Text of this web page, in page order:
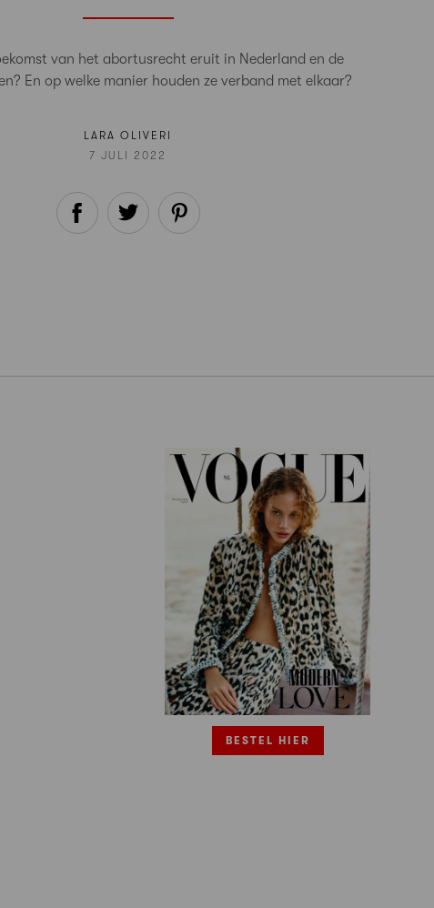
van het abortusrecht eruit in Nederland en de
En op welke manier houden ze verband met elkaar?
LARA OLIVERI
7 JULI 2022
BESTEL HIER